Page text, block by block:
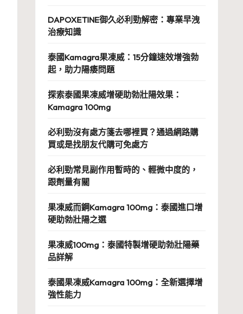
DAPOXETINE御久必利勁解密：專業早洩
治療知識
泰國Kamagra果凍威：15分鐘速效增強勃
起，助力陽痿問題
探索泰國果凍威增硬助勃壯陽效果：
Kamagra 100mg
必利勁沒有處方箋去哪裡買？通過網路購
買或是找朋友代購可免處方
必利勁常見副作用暫時的、輕微中度的，
跟劑量有關
果凍威而鋼Kamagra 100mg：泰國進口增
硬助勃壯陽之選
果凍威100mg：泰國特製增硬助勃壯陽藥
品詳解
泰國果凍威Kamagra 100mg：全新選擇增
強性能力